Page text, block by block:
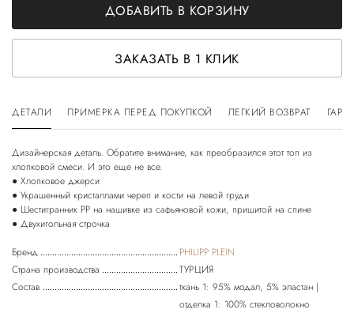
ДОБАВИТЬ В КОРЗИНУ
ЗАКАЗАТЬ В 1 КЛИК
ДЕТАЛИ ПРИМЕРКА ПЕРЕД ПОКУПКОЙ ЛЕГКИЙ ВОЗВРАТ
Дизайнерская деталь. Обратите внимание, как преобразился этот топ из
хлопковой смеси. И это еще не все.
● Хлопковое джерси
● Украшенный кристаллами череп и кости на левой груди
● Шестигранник PP на нашивке из сафьяновой кожи, пришитой на спине
● Двухигольная строчка
Бренд
PHILIPP PLEIN
Страна производства
ТУРЦИЯ
Состав
ткань 1: 95% модал, 5% эластан |
отделка 1: 100% стекловолокно